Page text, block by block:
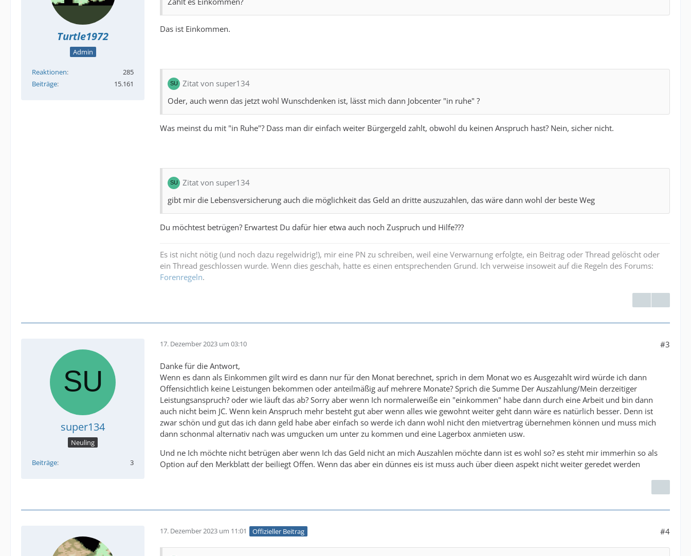
Turtle1972
Admin
Reaktionen
285
Beiträge
15.161
Das ist Einkommen.
Zitat von super134
Oder, auch wenn das jetzt wohl Wunschdenken ist, lässt mich dann Jobcenter "in ruhe" ?
Was meinst du mit "in Ruhe"? Dass man dir einfach weiter Bürgergeld zahlt, obwohl du keinen Anspruch hast? Nein, sicher nicht.
Zitat von super134
gibt mir die Lebensversicherung auch die möglichkeit das Geld an dritte auszuzahlen, das wäre dann wohl der beste Weg
Du möchtest betrügen? Erwartest Du dafür hier etwa auch noch Zuspruch und Hilfe???
Es ist nicht nötig (und noch dazu regelwidrig!), mir eine PN zu schreiben, weil eine Verwarnung erfolgte, ein Beitrag oder Thread gelöscht oder
ein Thread geschlossen wurde. Wenn dies geschah, hatte es einen entsprechenden Grund. Ich verweise insoweit auf die Regeln des Forums:
Forenregeln.
super134
Neuling
Beiträge 3
17. Dezember 2023 um 03:10 #3
Danke für die Antwort,
Wenn es dann als Einkommen gilt wird es dann nur für den Monat berechnet, sprich in dem Monat wo es Ausgezahlt wird würde ich dann
Offensichtlich keine Leistungen bekommen oder anteilmäßig auf mehrere Monate? Sprich die Summe Der Auszahlung/Mein derzeitiger
Leistungsanspruch? oder wie läuft das ab? Sorry aber wenn Ich normalerweiße ein "einkommen" habe dann durch eine Arbeit und bin dann
auch nicht beim JC. Wenn kein Anspruch mehr besteht gut aber wenn alles wie gewohnt weiter geht dann wäre es natürlich besser. Denn ist
zwar schön und gut das ich dann geld habe aber einfach so werde ich dann wohl nicht den mietvertrag übernehmen können und muss mich
dann schonmal alternativ nach was umgucken um unter zu kommen und eine Lagerbox anmieten usw.
Und ne Ich möchte nicht betrügen aber wenn Ich das Geld nicht an mich Auszahlen möchte dann ist es wohl so? es steht mir immerhin so als
Option auf den Merkblatt der beiliegt Offen. Wenn das aber ein dünnes eis ist muss auch über dieen aspekt nicht weiter geredet werden
17. Dezember 2023 um 11:01 Offizieller Beitrag #4